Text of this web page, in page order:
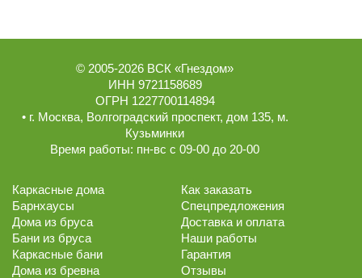
© 2005-2026 ВСК «Гнездом»
ИНН 9721158689
ОГРН 1227700114894
• г. Москва, Волгоградский проспект, дом 135, м.
Кузьминки
Время работы: пн-вс с 09-00 до 20-00
Каркасные дома
Барнхаусы
Дома из бруса
Бани из бруса
Каркасные бани
Дома из бревна
Как заказать
Спецпредложения
Доставка и оплата
Наши работы
Гарантия
Отзывы